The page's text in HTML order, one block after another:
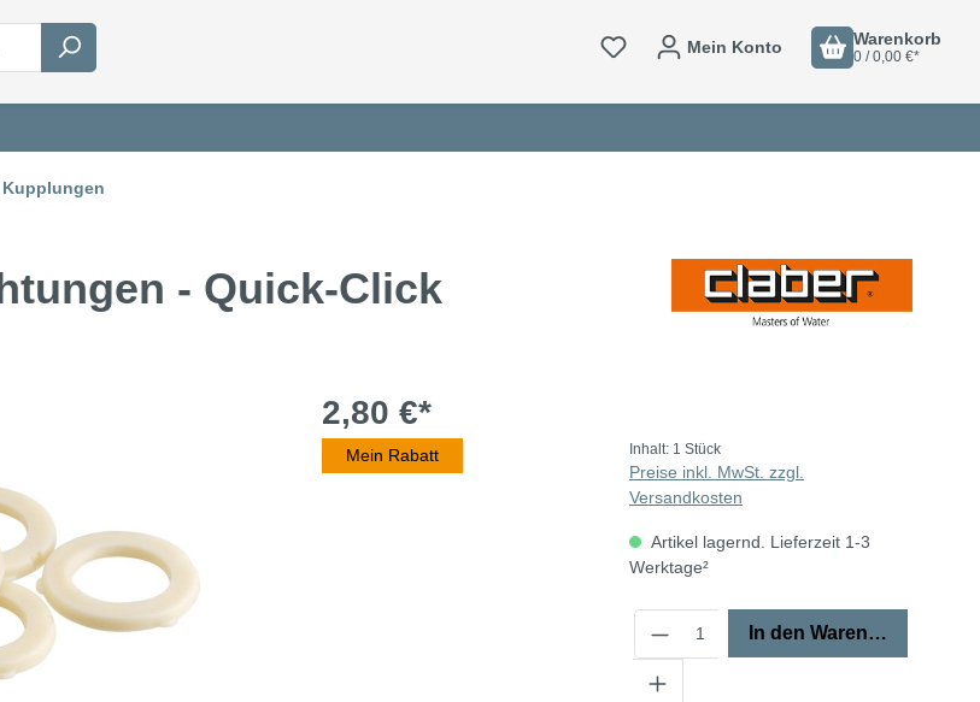
Mein Konto Warenkorb
0 / 0,00 €*
- Quick-Click
2,80 €*
Mein Rabatt Inhalt: 1 Stück
Preise inkl. MwSt. zzgl.
Versandkosten
Artikel lagernd. Lieferzeit 1-3
Werktage²
In den Warenkorb